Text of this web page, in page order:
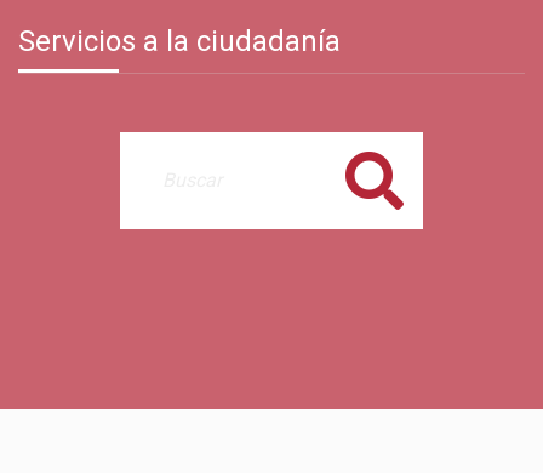
Servicios a la ciudadanía
Buscar